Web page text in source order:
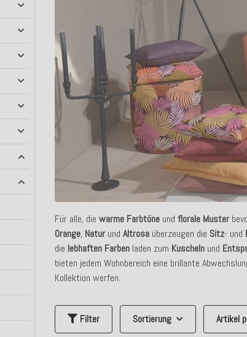
Für alle, die warme Farbtöne und florale Muster
Orange, Natur und Altrosa überzeugen die Sitz- und
die lebhaften Farben laden zum Kuscheln und
bieten jedem Wohnbereich eine brillante
Kollektion werfen.
Filter Sortierung Artikel